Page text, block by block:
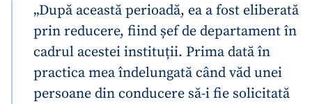
„După această perioadă, ea a fost eliberată
prin reducere, fiind șef de departament în
cadrul acestei instituții. Prima dată în
practica mea îndelungată când văd unei
persoane din conducere să-i fie solicitată